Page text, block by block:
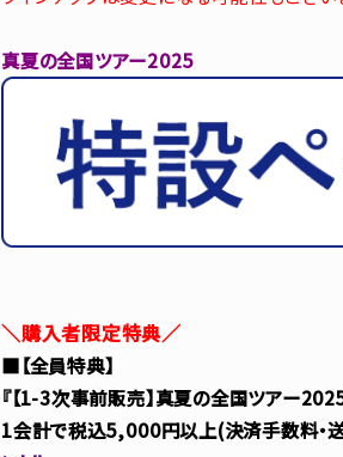
真夏の全国ツアー2025
＼購入者限定特典／
■【全員特典】
『【1-3次事前販売】真夏の全国ツアー
1会計で税込5,000円以上(決済手数料・